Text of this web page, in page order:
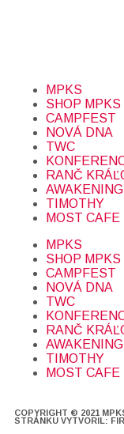
MPKS
SHOP MPKS
CAMPFEST
NOVÁ DNA
TWC
RANČ
TIMOTHY
MOST CAFE
MPKS
SHOP MPKS
CAMPFEST
NOVÁ DNA
TWC
RANČ
TIMOTHY
MOST CAFE
COPYRIGHT © 2021
STRÁNKU VYTVORIL: